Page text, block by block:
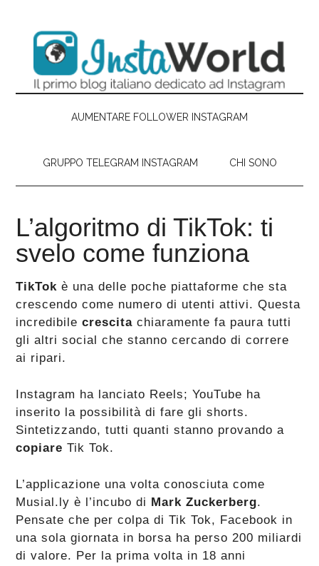
contenuto
principale
secondary
laterale
primaria
AUMENTARE FOLLOWER INSTAGRAM
GRUPPO TELEGRAM INSTAGRAM CHI SONO
L’algoritmo di TikTok: ti
svelo come funziona
TikTok è una delle poche piattaforme che sta
crescendo come numero di utenti attivi. Questa
incredibilecrescita chiaramente fa paura tutti
gli altri social che stanno cercando di correre
ai ripari.
Instagram ha lanciato Reels; YouTube ha
inserito la possibilità di fare gli shorts.
Sintetizzando, tutti quanti stanno provando a
copiare Tik Tok.
L’applicazione una volta conosciuta come
Musial.ly è l’incubo di Mark Zuckerberg.
Pensate che per colpa di Tik Tok, Facebook in
una sola giornata in borsa ha perso 200 miliardi
di valore. Per la prima volta in 18 anni